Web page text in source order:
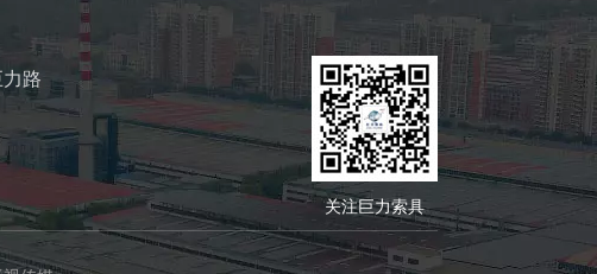
路
关注巨力索具